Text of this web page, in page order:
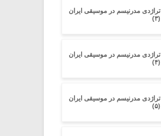
تراژدی مدرنیسم در موسیقی ایران
(۳)
تراژدی مدرنیسم در موسیقی ایران
(۴)
تراژدی مدرنیسم در موسیقی ایران
(۵)